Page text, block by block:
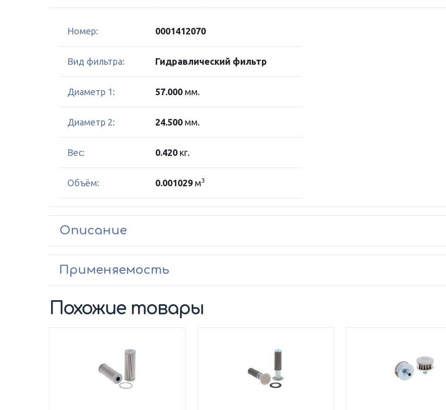
Номер: 0001412070
Вид фильтра: Гидравлический фильтр
Диаметр 1: 57.000 мм.
Диаметр 2: 24.500 мм.
Вес: 0.420 кг.
Объём: 0.001029 м3
Описание
Применяемость
Похожие товары